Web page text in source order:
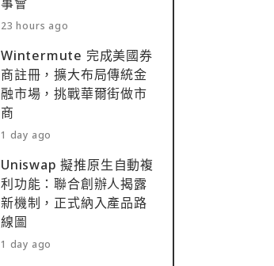
23 hours ago
Wintermute 完成美國券
商註冊，擴大布局傳統金
融市場，挑戰華爾街做市
商
1 day ago
Uniswap 擬推原生自動複
利功能：聯合創辦人揭露
新機制，正式納入產品路
線圖
1 day ago